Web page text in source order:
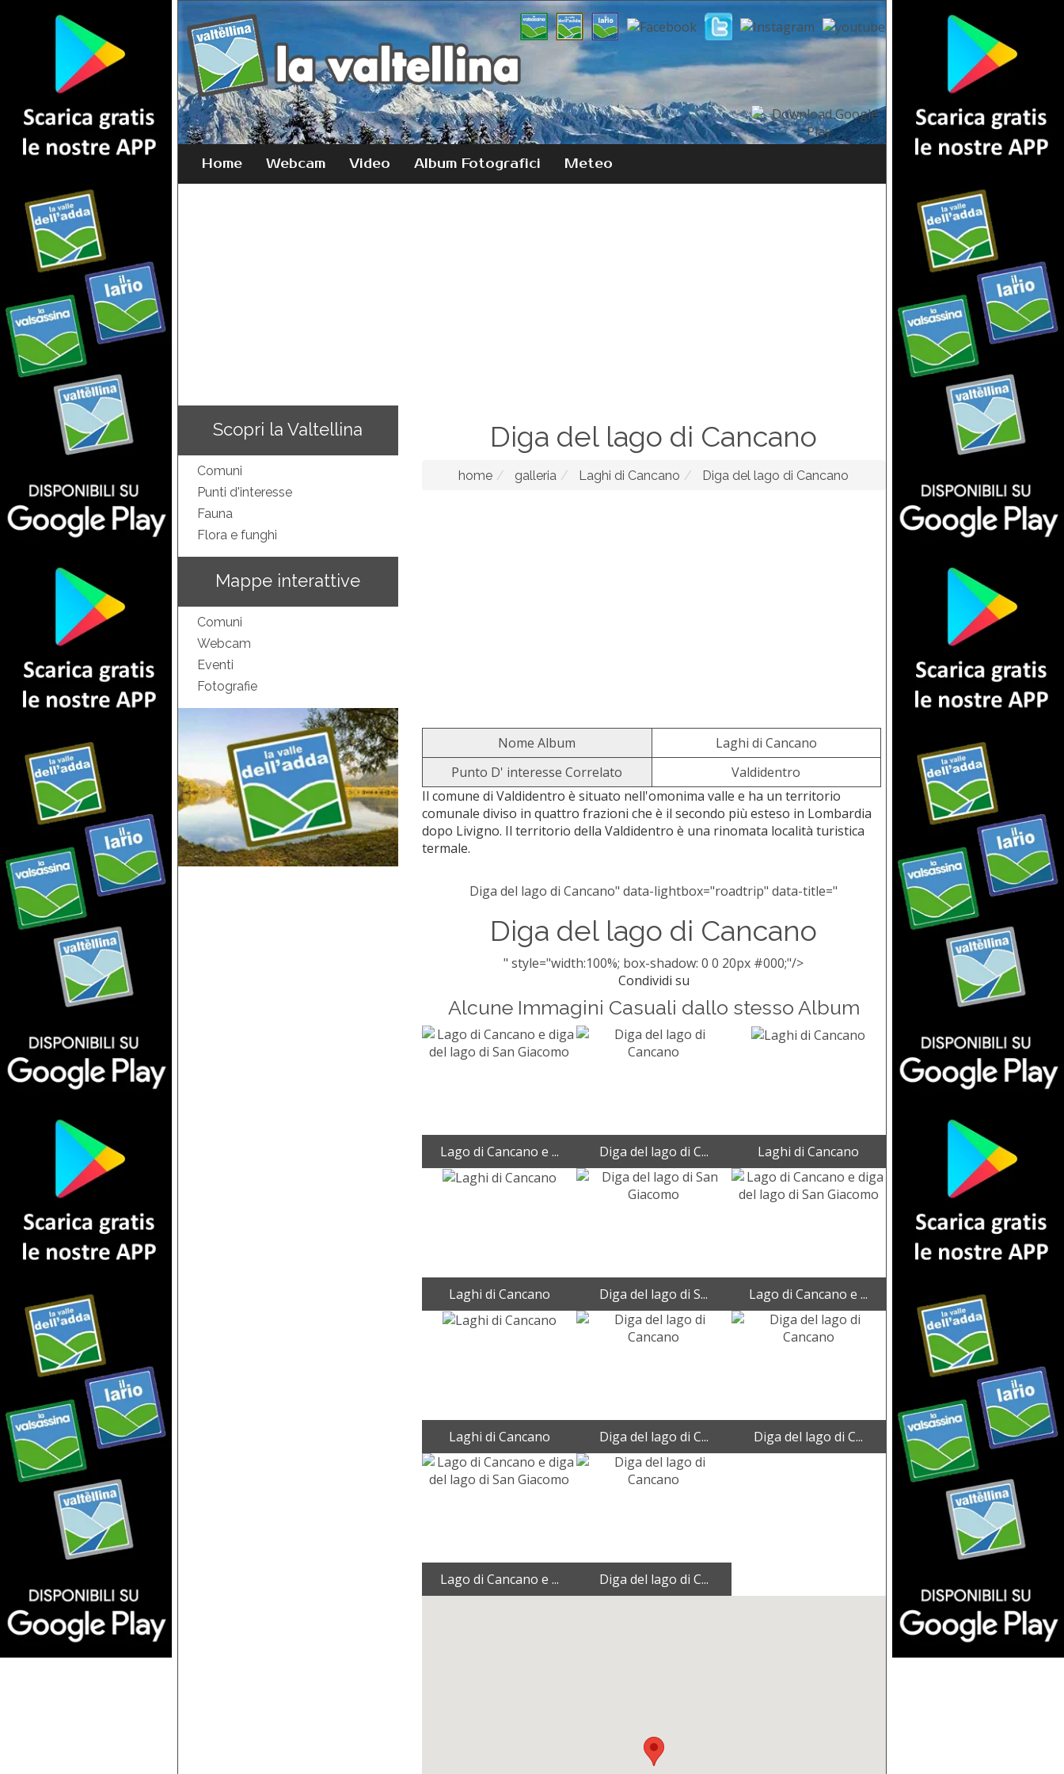
Home Webcam Video Album Fotografici Meteo
Scopri la Valtellina
Comuni
Punti d'interesse
Fauna
Flora e funghi
Mappe interattive
Comuni
Webcam
Eventi
Fotografie
Diga del lago di Cancano
home galleria Laghi di Cancano Diga del lago di Cancano
Nome Album
Laghi di Cancano
Punto D' interesse Correlato
Valdidentro
Il comune di Valdidentro è situato nell'omonima valle e ha un territorio
comunale diviso in quattro frazioni che è il secondo più esteso in Lombardia
dopo Livigno. Il territorio della Valdidentro è una rinomata località turistica
termale.
Diga del lago di Cancano" data-lightbox="roadtrip" data-title="
Diga del lago di Cancano
" style="width:100%; box-shadow: 0 0 20px #000;"/>
Condividi su
Alcune Immagini Casuali dallo stesso Album
Lago di Cancano e ... Diga del lago di C... Laghi di Cancano
Laghi di Cancano Diga del lago di S... Lago di Cancano e ...
Laghi di Cancano Diga del lago di C... Diga del lago di C...
Lago di Cancano e ... Diga del lago di C...